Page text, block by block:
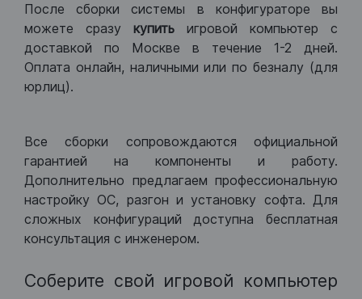
После сборки системы в конфигураторе вы
можете сразу купить игровой компьютер с
доставкой по Москве в течение 1-2 дней.
Оплата онлайн, наличными или по безналу (для
юрлиц).
Все сборки сопровождаются официальной
гарантией на компоненты и работу.
Дополнительно предлагаем профессиональную
настройку ОС, разгон и установку софта. Для
сложных конфигураций доступна бесплатная
консультация с инженером.
Соберите свой игровой компьютер